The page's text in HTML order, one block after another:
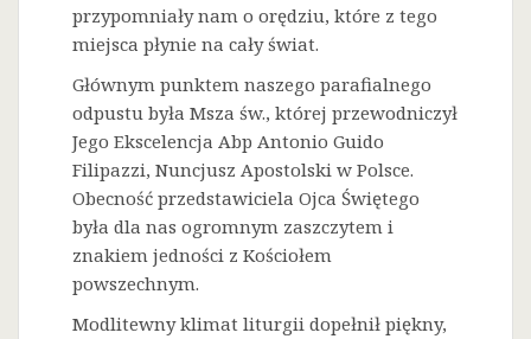
przypomniały nam o orędziu, które z tego
miejsca płynie na cały świat.
Głównym punktem naszego parafialnego
odpustu była Msza św., której przewodniczył
Jego Ekscelencja Abp Antonio Guido
Filipazzi, Nuncjusz Apostolski w Polsce.
Obecność przedstawiciela Ojca Świętego
była dla nas ogromnym zaszczytem i
znakiem jedności z Kościołem
powszechnym.
Modlitewny klimat liturgii dopełnił piękny,